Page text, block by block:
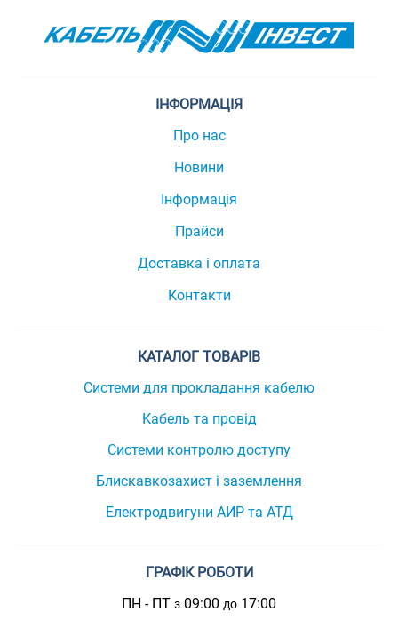
ІНФОРМАЦІЯ
Про нас
Новини
Інформація
Прайси
Доставка і оплата
Контакти
КАТАЛОГ ТОВАРІВ
Системи для прокладання кабелю
Кабель та провід
Системи контролю доступу
Блискавкозахист і заземлення
Електродвигуни АИР та АТД
ГРАФІК РОБОТИ
ПН - ПТ з 09:00 до 17:00